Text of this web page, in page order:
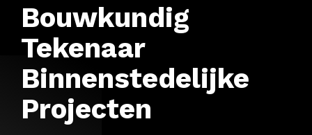
Bouwkundig
Tekenaar
Binnenstedelijke
Projecten